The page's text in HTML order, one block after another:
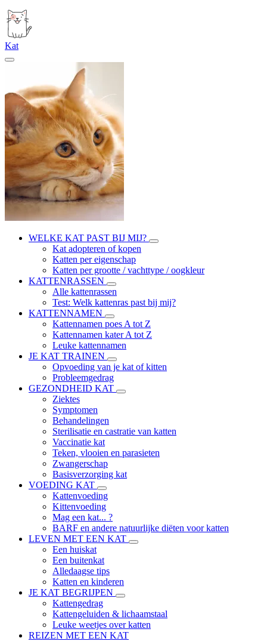
Kat
WELKE KAT PAST BIJ MIJ?
Kat adopteren of kopen
Katten per eigenschap
Katten per grootte / vachttype / oogkleur
KATTENRASSEN
Alle kattenrassen
Test: Welk kattenras past bij mij?
KATTENNAMEN
Kattennamen poes A tot Z
Kattennamen kater A tot Z
Leuke kattennamen
JE KAT TRAINEN
Opvoeding van je kat of kitten
Probleemgedrag
GEZONDHEID KAT
Ziektes
Symptomen
Behandelingen
Sterilisatie en castratie van katten
Vaccinatie kat
Teken, vlooien en parasieten
Zwangerschap
Basisverzorging kat
VOEDING KAT
Kattenvoeding
Kittenvoeding
Mag een kat... ?
BARF en andere natuurlijke diëten voor katten
LEVEN MET EEN KAT
Een huiskat
Een buitenkat
Alledaagse tips
Katten en kinderen
JE KAT BEGRIJPEN
Kattengedrag
Kattengeluiden & lichaamstaal
Leuke weetjes over katten
REIZEN MET EEN KAT